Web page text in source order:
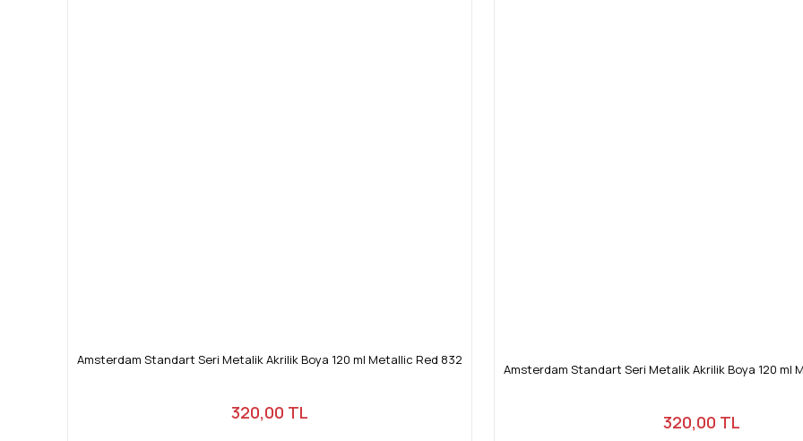
Amsterdam Standart Seri Metalik Akrilik Boya 120 ml Metallic Red 832
320,00 TL
Amsterdam Standart Seri Metalik Akrilik Boya 120 ml
320,00 TL